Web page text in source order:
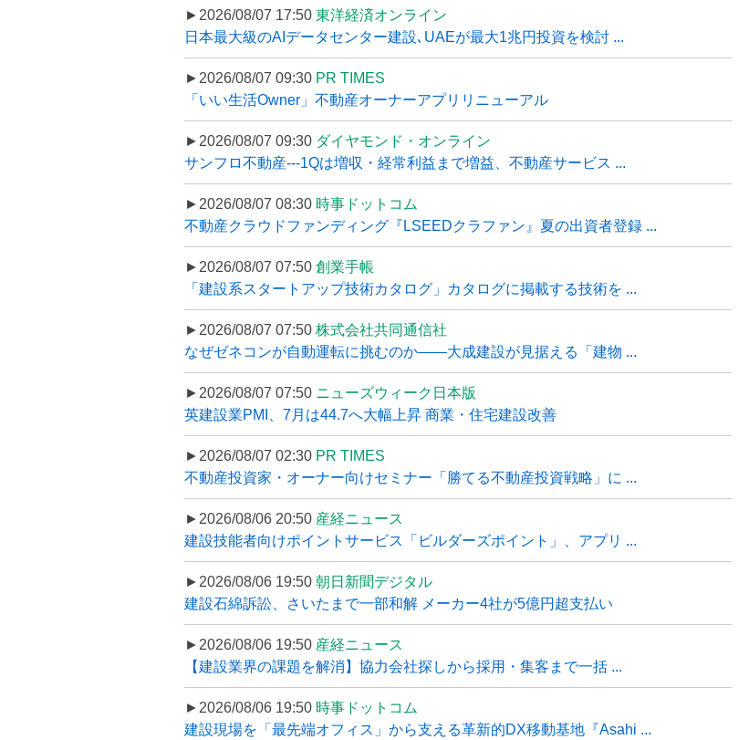
►2026/08/07 17:50 東洋経済オンライン
日本最大級のAIデータセンター建設､UAEが最大1兆円投資を検討 ...
►2026/08/07 09:30 PR TIMES
「いい生活Owner」不動産オーナーアプリリニューアル
►2026/08/07 09:30 ダイヤモンド・オンライン
サンフロ不動産---1Qは増収・経常利益まで増益、不動産サービス ...
►2026/08/07 08:30 時事ドットコム
不動産クラウドファンディング『LSEEDクラファン』夏の出資者登録 ...
►2026/08/07 07:50 創業手帳
「建設系スタートアップ技術カタログ」カタログに掲載する技術を ...
►2026/08/07 07:50 株式会社共同通信社
なぜゼネコンが自動運転に挑むのか――大成建設が見据える「建物 ...
►2026/08/07 07:50 ニューズウィーク日本版
英建設業PMI、7月は44.7へ大幅上昇 商業・住宅建設改善
►2026/08/07 02:30 PR TIMES
不動産投資家・オーナー向けセミナー「勝てる不動産投資戦略」に ...
►2026/08/06 20:50 産経ニュース
建設技能者向けポイントサービス「ビルダーズポイント」、アプリ ...
►2026/08/06 19:50 朝日新聞デジタル
建設石綿訴訟、さいたまで一部和解 メーカー4社が5億円超支払い
►2026/08/06 19:50 産経ニュース
【建設業界の課題を解消】協力会社探しから採用・集客まで一括 ...
►2026/08/06 19:50 時事ドットコム
建設現場を「最先端オフィス」から支える革新的DX移動基地『Asahi ...